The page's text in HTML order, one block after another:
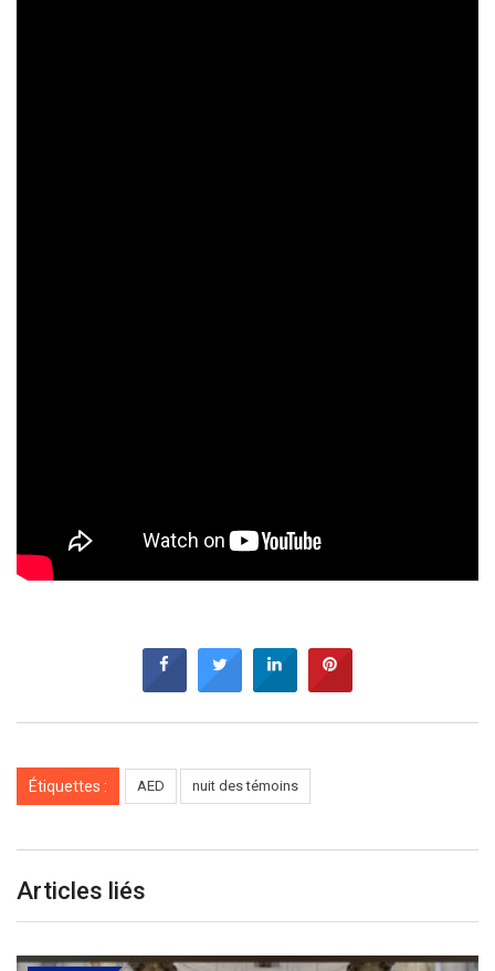
Étiquettes : AED nuit des témoins
Articles liés